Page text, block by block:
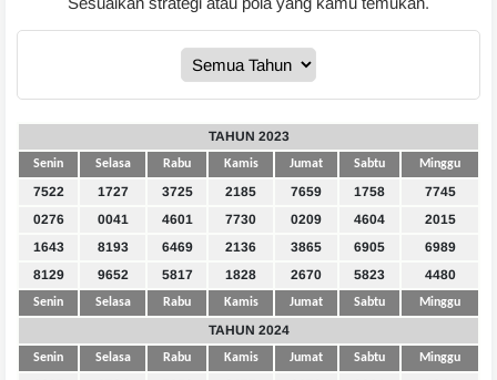
TAHUN 2023
Senin Selasa Rabu Kamis Jumat Sabtu Minggu
7522 1727 3725 2185 7659 1758
7745
0276
0041 4601 7730 0209 4604
2015
1643
8193 6469 2136 3865 6905
6989
8129
9652 5817 1828 2670 5823 4480
Senin Selasa Rabu Kamis Jumat Sabtu Minggu
TAHUN 2024
Senin Selasa Rabu Kamis Jumat Sabtu Minggu